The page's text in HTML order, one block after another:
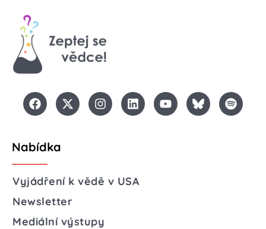
Nabídka
Vyjádření k vědě v USA
Newsletter
Mediální výstupy